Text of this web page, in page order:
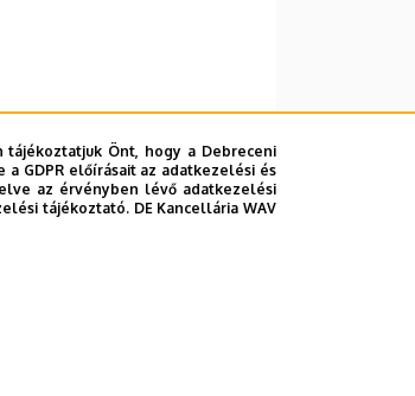
Önt, hogy a Debreceni
GDPR előírásait az adatkezelési és
az érvényben lévő adatkezelési
tájékoztató. DE Kancellária WAV